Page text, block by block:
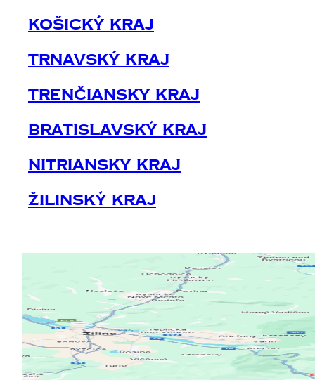
Košický Kraj
Trnavský Kraj
Trenčiansky Kraj
Bratislavský Kraj
Nitriansky Kraj
Žilinský Kraj